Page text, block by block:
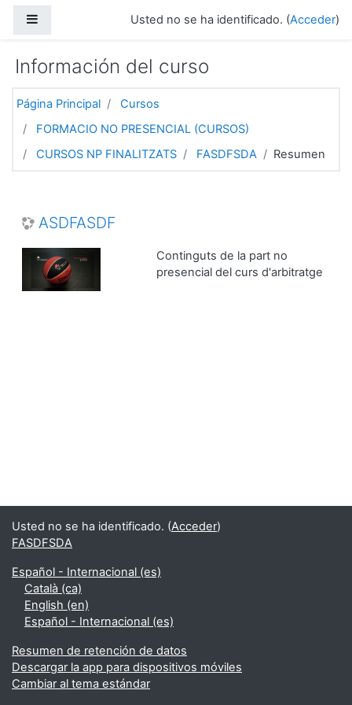
Usted no se ha identificado. (Acceder)
Información del curso
Página Principal
Cursos
FORMACIO NO PRESENCIAL (CURSOS)
CURSOS NP FINALITZATS
FASDFSDA Resumen
ASDFASDF
Continguts de la part no
presencial del curs d'arbitratge
Usted no se ha identificado. (Acceder)
FASDFSDA
Español - Internacional ‎(es)‎
Català ‎(ca)‎
English ‎(en)‎
Español - Internacional ‎(es)‎
Resumen de retención de datos
Descargar la app para dispositivos móviles
Cambiar al tema estándar